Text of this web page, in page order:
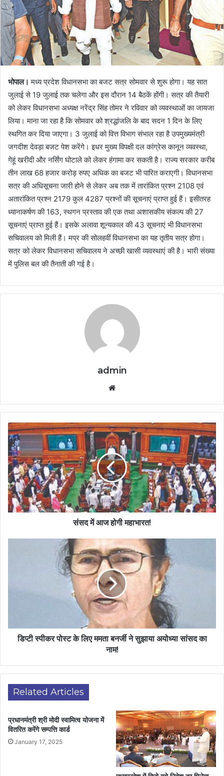
भोपाल। मध्य प्रदेश विधानसभा का बजट सत्र सोमवार से शुरू होगा। यह सात
जुलाई से 19 जुलाई तक चलेगा और इस दौरान 14 बैठकें होंगी। सत्र की तैयारी
को लेकर विधानसभा अध्यक्ष नरेंद्र सिंह तोमर ने रविवार को व्यवस्थाओं का जायजा
लिया। माना जा रहा है कि सोमवार को श्रद्धांजलि के बाद सदन 1 दिन के लिए
स्थगित कर दिया जाएगा। 3 जुलाई को वित्त विभाग संभाल रहा है उपमुख्यमंत्री
जगदीश देवड़ा बजट पेश करेंगे। इधर मुख्य विपक्षी दल कांग्रेस कानून व्यवस्था,
गेहूं खरीदी और नर्सिंग घोटाले को लेकर हंगामा कर सकती है। राज्य सरकार करीब
तीन लाख 68 हजार करोड़ रुपए अधिक का बजट भी पारित कराएगी। विधानसभा
सत्र की अधिसूचना जारी होने से लेकर अब तक में तारांकित प्रश्न 2108 एवं
अतारांकित प्रश्न 2179 कुल 4287 प्रश्नों की सूचनाएं प्राप्त हुई हैं। इसीतरह
ध्यानाकर्षण की 163, स्थगन प्रस्ताव की एक तथा अशासकीय संकल्प की 27
सूचनाएं प्राप्त हुई हैं। इसके अलावा शून्यकाल की 43 सूचनाएं भी विधानसभा
सचिवालय को मिली हैं। मप्र की सोलहवीं विधानसभा का यह तृतीय सत्र होगा।
सत्र को लेकर विधानसभा सचिवालय ने अच्छी खासी व्यवस्थाएं की है। भारी संख्या
में पुलिस बल की तैनाती की गई है।
admin
संसद में आज होगी महाभारत!
डिप्टी स्पीकर पोस्ट के लिए ममता बनर्जी ने सुझाया अयोध्या सांसद का
नाम!
Related Articles
प्रधानमंत्री श्री मोदी स्वामित्व योजना में
वितरित करेंगे सम्पत्ति कार्ड
January 17, 2025